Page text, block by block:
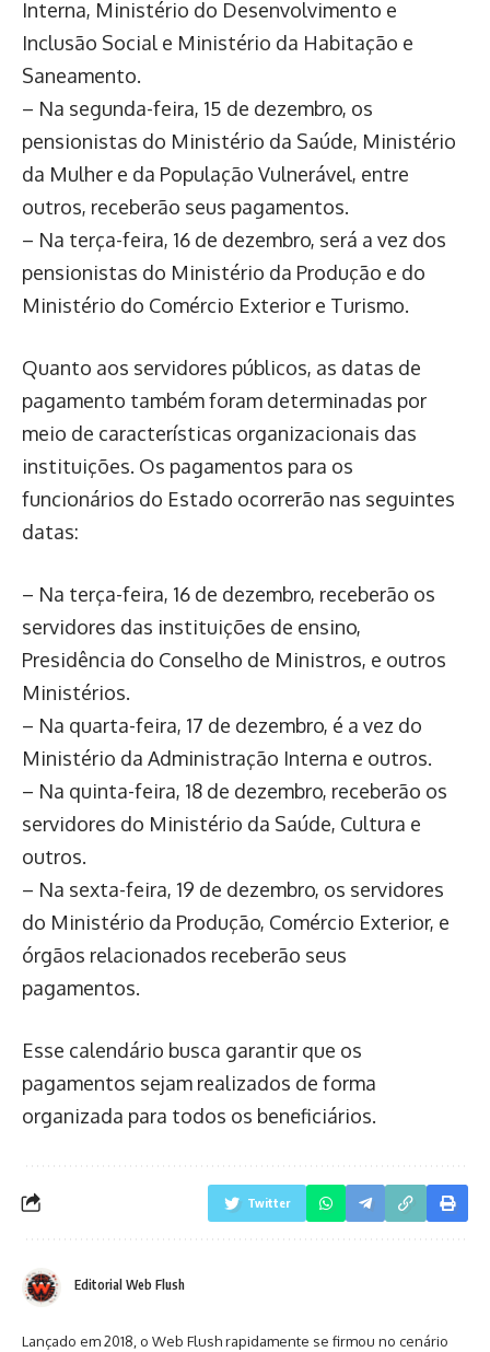
Interna, Ministério do Desenvolvimento e
Inclusão Social e Ministério da Habitação e
Saneamento.
– Na segunda-feira, 15 de dezembro, os
pensionistas do Ministério da Saúde, Ministério
da Mulher e da População Vulnerável, entre
outros, receberão seus pagamentos.
– Na terça-feira, 16 de dezembro, será a vez dos
pensionistas do Ministério da Produção e do
Ministério do Comércio Exterior e Turismo.
Quanto aos servidores públicos, as datas de
pagamento também foram determinadas por
meio de características organizacionais das
instituições. Os pagamentos para os
funcionários do Estado ocorrerão nas seguintes
datas:
– Na terça-feira, 16 de dezembro, receberão os
servidores das instituições de ensino,
Presidência do Conselho de Ministros, e outros
Ministérios.
– Na quarta-feira, 17 de dezembro, é a vez do
Ministério da Administração Interna e outros.
– Na quinta-feira, 18 de dezembro, receberão os
servidores do Ministério da Saúde, Cultura e
outros.
– Na sexta-feira, 19 de dezembro, os servidores
do Ministério da Produção, Comércio Exterior, e
órgãos relacionados receberão seus
pagamentos.
Esse calendário busca garantir que os
pagamentos sejam realizados de forma
organizada para todos os beneficiários.
Twitter
Editorial Web Flush
Lançado em 2018, o Web Flush rapidamente se firmou no cenário